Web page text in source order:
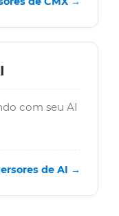
com seu AI
de AI →